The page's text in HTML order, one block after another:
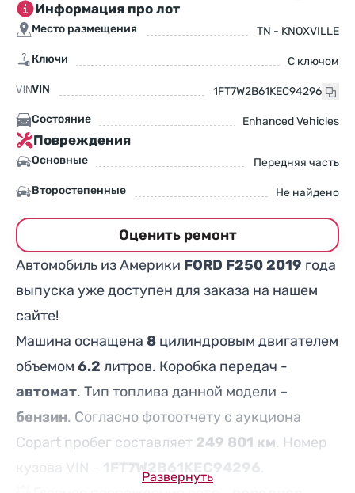
Информация про лот
Место размещения TN - KNOXVILLE
Ключи С ключом
VIN 1FT7W2B61KEC94296
Состояние Enhanced Vehicles
Повреждения
Основные Передняя часть
Второстепенные Не найдено
Оценить ремонт
Автомобиль из Америки FORD F250 2019 года
выпуска уже доступен для заказа на нашем
сайте!
Машина оснащена 8 цилиндровым двигателем
объемом 6.2 литров. Коробка передач -
автомат. Тип топлива данной модели –
бензин. Согласно фотоотчету с аукциона
Copart пробег составляет 249 801 км. Номер
кузова VIN - 1FT7W2B61KEC94296
Развернуть